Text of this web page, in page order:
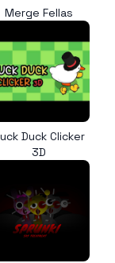
Merge Fellas
Duck Clicker
3D